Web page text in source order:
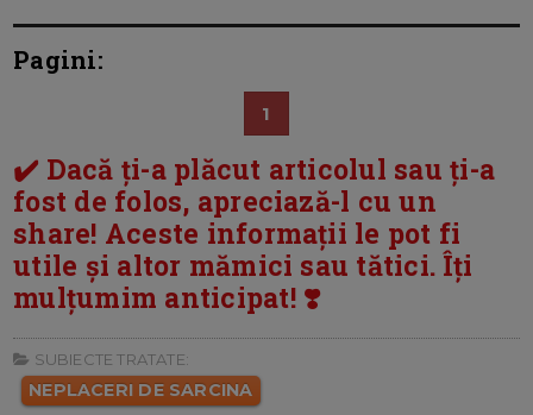
Pagini:
1
✔️ Dacă ți-a plăcut articolul sau ți-a
fost de folos, apreciază-l cu un
share! Aceste informații le pot fi
utile și altor mămici sau tătici. Îți
mulțumim anticipat! ❣️
SUBIECTE TRATATE:
NEPLACERI DE SARCINA